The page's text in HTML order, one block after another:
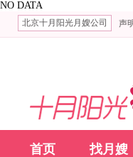
NO DATA
北京十月阳光月嫂公司 声
首页 找月嫂